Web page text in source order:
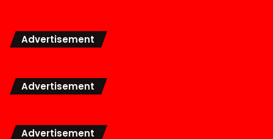
Advertisement
Advertisement
Advertisement